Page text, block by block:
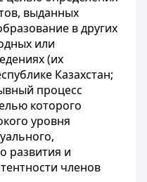
выданных
в других
или
(их
Казахстан;
процесс
которого
уровня
развития и
членов